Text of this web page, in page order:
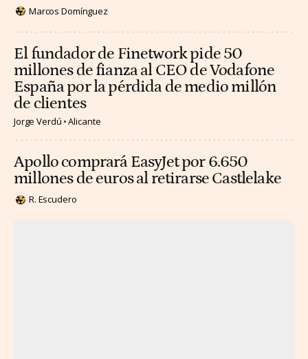
Marcos Domínguez
El fundador de Finetwork pide 50
millones de fianza al CEO de Vodafone
España por la pérdida de medio millón
de clientes
Jorge Verdú Alicante
Apollo comprará EasyJet por 6.650
millones de euros al retirarse Castlelake
R. Escudero